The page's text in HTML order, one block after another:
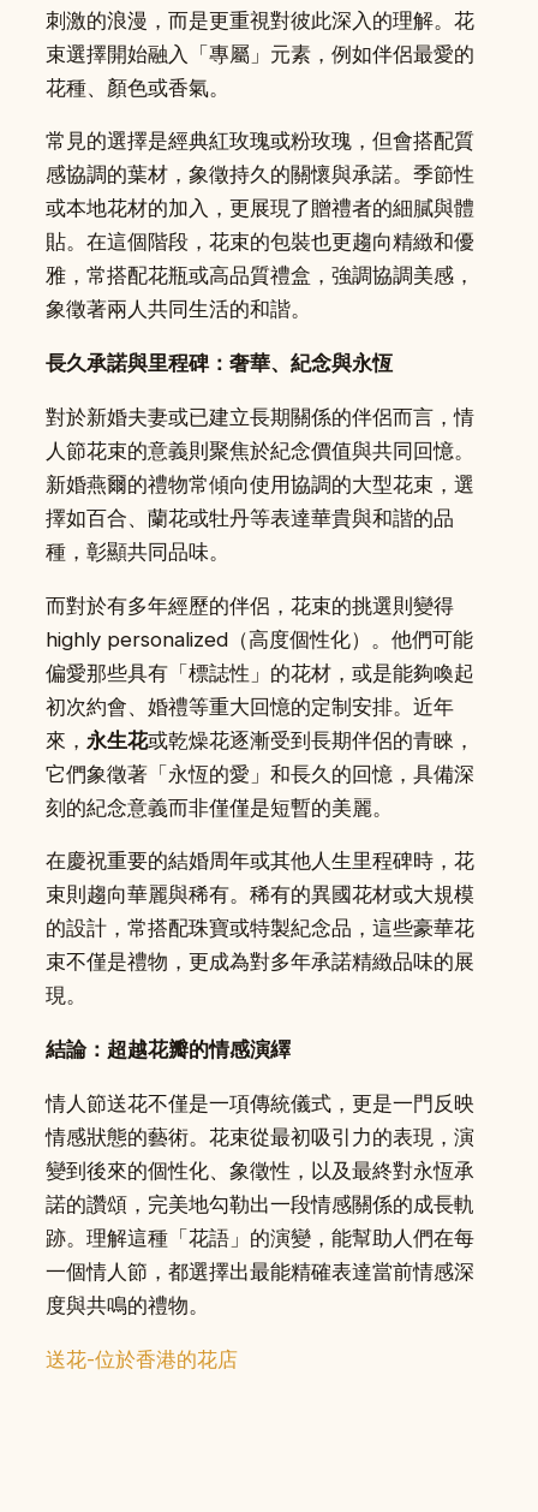
刺激的浪漫，而是更重視對彼此深入的理解。花
束選擇開始融入「專屬」元素，例如伴侶最愛的
花種、顏色或香氣。
常見的選擇是經典紅玫瑰或粉玫瑰，但會搭配質
感協調的葉材，象徵持久的關懷與承諾。季節性
或本地花材的加入，更展現了贈禮者的細膩與體
貼。在這個階段，花束的包裝也更趨向精緻和優
雅，常搭配花瓶或高品質禮盒，強調協調美感，
象徵著兩人共同生活的和諧。
長久承諾與里程碑：奢華、紀念與永恆
對於新婚夫妻或已建立長期關係的伴侶而言，情
人節花束的意義則聚焦於紀念價值與共同回憶。
新婚燕爾的禮物常傾向使用協調的大型花束，選
擇如百合、蘭花或牡丹等表達華貴與和諧的品
種，彰顯共同品味。
而對於有多年經歷的伴侶，花束的挑選則變得
highly personalized（高度個性化）。他們可能
偏愛那些具有「標誌性」的花材，或是能夠喚起
初次約會、婚禮等重大回憶的定制安排。近年
來， 永生花或乾燥花逐漸受到長期伴侶的青睞，
它們象徵著「永恆的愛」和長久的回憶，具備深
刻的紀念意義而非僅僅是短暫的美麗。
在慶祝重要的結婚周年或其他人生里程碑時，花
束則趨向華麗與稀有。稀有的異國花材或大規模
的設計，常搭配珠寶或特製紀念品，這些豪華花
束不僅是禮物，更成為對多年承諾精緻品味的展
現。
結論：超越花瓣的情感演繹
情人節送花不僅是一項傳統儀式，更是一門反映
情感狀態的藝術。花束從最初吸引力的表現，演
變到後來的個性化、象徵性，以及最終對永恆承
諾的讚頌，完美地勾勒出一段情感關係的成長軌
跡。理解這種「花語」的演變，能幫助人們在每
一個情人節，都選擇出最能精確表達當前情感深
度與共鳴的禮物。
送花-位於香港的花店